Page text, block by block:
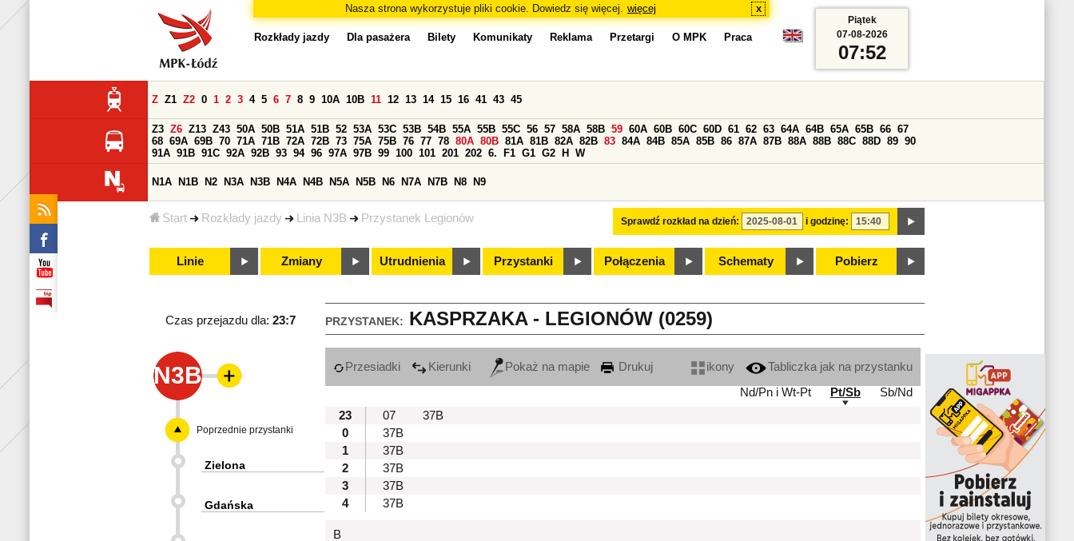
Nasza strona wykorzystuje pliki cookie. Dowiedz się więcej. więcej x
Start Rozkłady jazdy Linia N3B Przystanek Legionów
Rozkłady jazdy Dla pasażera Bilety Komunikaty Reklama Przetargi O MPK Praca
Sprawdź rozkład na dzień: i godzinę:
Z Z1 Z2 0 1 2 3 4 5 6 7 8 9 10A 10B 11 12 13 14 15 16 41 43 45
Z3 Z6 Z13 Z43 50A 50B 51A 51B 52 53A 53C 53B 54B 55A 55B 55C 56 57 58A 58B 59 60A 60B 60C 60D 61 62 63 64A 64B 65A 65B 66 67
68 69A 69B 70 71A 71B 72A 72B 73 75A 75B 76 77 78 80A 80B 81A 81B 82A 82B 83 84A 84B 85A 85B 86 87A 87B 88A 88B 88C 88D 89 90
91A 91B 91C 92A 92B 93 94 96 97A 97B 99 100 101 201 202 6. F1 G1 G2 H W
N1A N1B N2 N3A N3B N4A N4B N5A N5B N6 N7A N7B N8 N9
Linie Zmiany Utrudnienia Przystanki Połączenia Schematy Pobierz
Piątek
07-08-2026
07:52
PRZYSTANEK: KASPRZAKA - LEGIONÓW (0259)
Czas przejazdu dla: 23:7
N3B Przesiadki Kierunki Pokaż na mapie Drukuj ikony
Tabliczka jak na przystanku
Nd/Pn i Wt-Pt
Pt/Sb
Sb/Nd
23
07
37B
0
37B
1
37B
2
37B
3
37B
4
37B
B
Poprzednie przystanki
Zielona
Gdańska